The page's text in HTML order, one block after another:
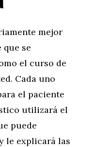
mejor
que se
el curso de
Cada uno
el paciente
utilizará el
puede
le explicará las